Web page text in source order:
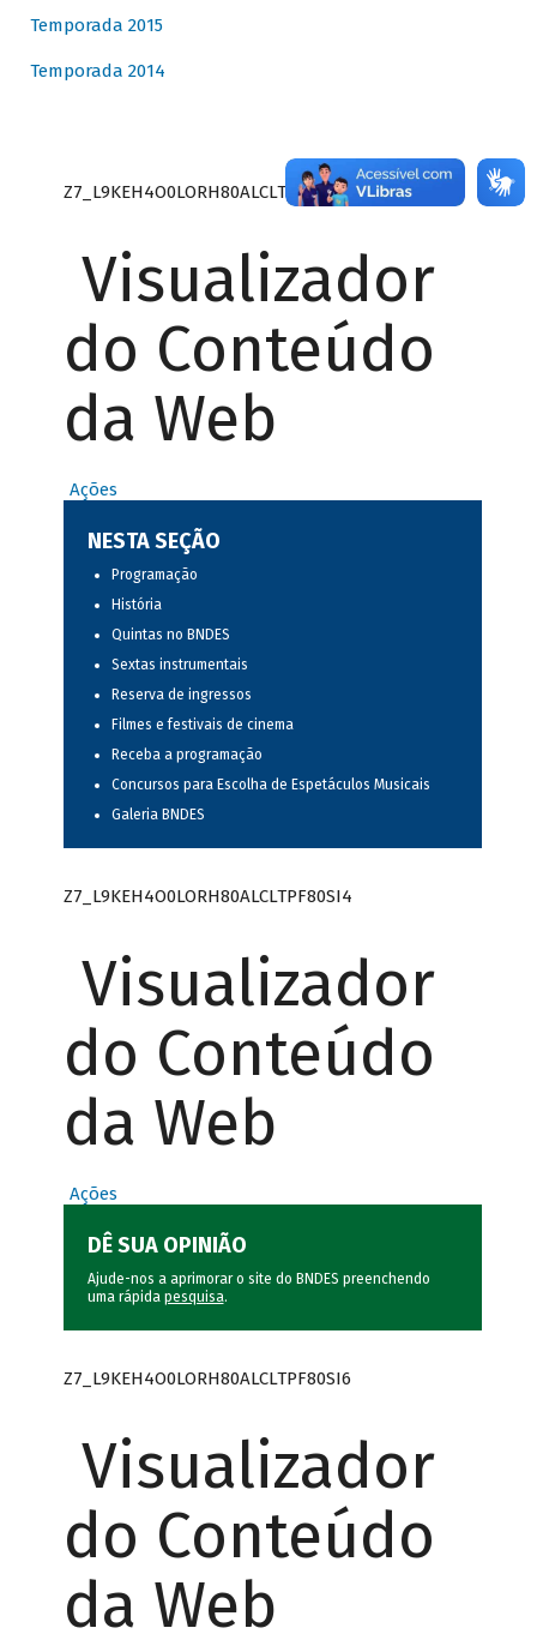
Temporada 2015
Temporada 2014
Z7_L9KEH4O0LORH80ALCLTPF80S27
Visualizador
do Conteúdo
da Web
Ações
NESTA SEÇÃO
Programação
História
Quintas no BNDES
Sextas instrumentais
Reserva de ingressos
Filmes e festivais de cinema
Receba a programação
Concursos para Escolha de Espetáculos Musicais
Galeria BNDES
Z7_L9KEH4O0LORH80ALCLTPF80SI4
Visualizador
do Conteúdo
da Web
Ações
DÊ SUA OPINIÃO
Ajude-nos a aprimorar o site do BNDES preenchendo
uma rápida pesquisa.
Z7_L9KEH4O0LORH80ALCLTPF80SI6
Visualizador
do Conteúdo
da Web